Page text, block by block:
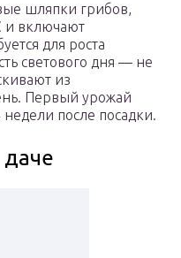
шляпки грибов,
и включают
для роста
светового дня — не
из
Первый урожай
после посадки.
даче